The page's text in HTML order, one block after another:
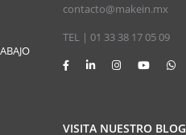
contacto@makein.mx
TEL | 01 33 38 17 05 09
VISITA NUESTRO BLOG